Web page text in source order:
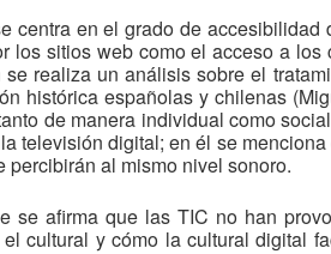
centra en el grado de accesibilidad
los sitios web como el acceso a los
realiza un análisis sobre el
histórica españolas y chilenas
de manera individual como
televisión digital; en él se
al mismo nivel sonoro.
afirma que las TIC no han
cultural y cómo la cultural digital